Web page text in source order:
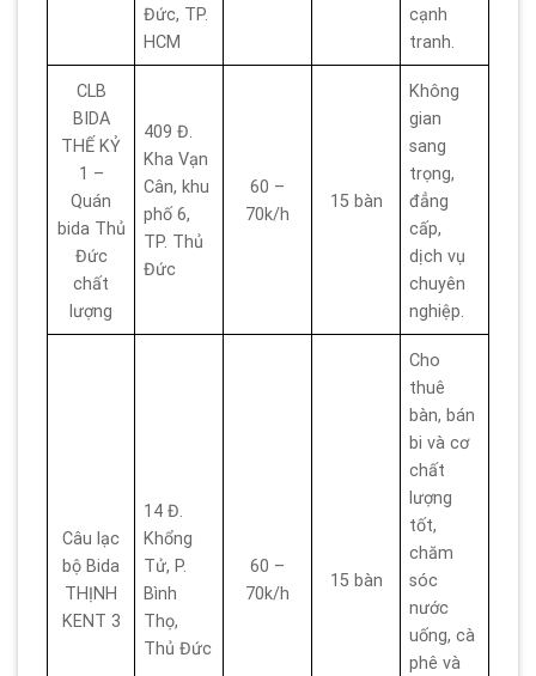
Đức, TP.
HCM
cạnh
tranh.
CLB
BIDA
THẾ KỶ
1 –
Quán
bida Thủ
Đức
chất
lượng
409 Đ.
Kha Vạn
Cân, khu
phố 6,
TP. Thủ
Đức
60 –
70k/h
15 bàn
Không
gian
sang
trọng,
đẳng
cấp,
dịch vụ
chuyên
nghiệp.
Câu lạc
bộ Bida
THỊNH
KENT 3
14 Đ.
Khổng
Tử, P.
Bình
Thọ,
Thủ Đức
60 –
70k/h
15 bàn
Cho
thuê
bàn, bán
bi và cơ
chất
lượng
tốt,
chăm
sóc
nước
uống, cà
phê và